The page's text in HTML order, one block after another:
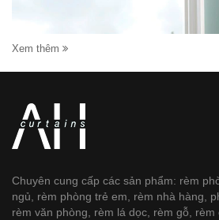
Xem thêm
Chuyên cung cấp các sản phẩm: rèm
ngủ, rèm phòng trẻ em, rèm nhà hàng,
rèm văn phòng, rèm lá dọc, rèm gỗ, rèm